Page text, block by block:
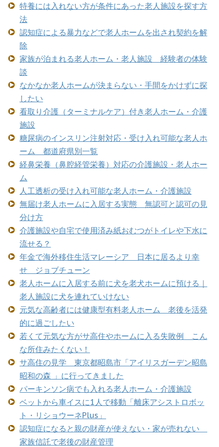
特養には入れない方が条件にあった老人施設を探す方
法
認知症による暴力などで老人ホームを出され契約を解
除
家族が泊まれる老人ホーム・老人施設 経験者の体験
談
なかなか老人ホームが決まらない・手間をかけずに探
したい
看取り介護（ターミナルケア）付き老人ホーム・介護
施設
糖尿病のインスリン注射対応・受け入れ可能な老人ホ
ーム 都道府県別一覧
経鼻栄養（鼻腔経管栄養）対応の介護施設・老人ホー
ム
人工透析の受け入れ可能な老人ホーム・介護施設
無届け老人ホームに入居する実態 無認可と認可の見
分け方
介護施設や自宅で使用済み紙おむつがトイレや下水に
流せる？
年金で海外移住生活マレーシア 日本に居るより幸
せ ジョブチューン
老人ホームに入居する前に犬を老犬ホームに預ける｜
老人施設に犬を連れていけない
元気な高齢者には健康型有料老人ホーム 老後を活発
的に過ごしたい
若くて元気な方がサ高住やホームに入る失敗例 こん
な所住みたくない！
サ高住の見学 東京都昭島市「アイリスガーデン昭島
昭和の森 」に行ってきました
パーキンソン病でも入れる老人ホーム・介護施設
ベットから車イスに1人で移動「離床アシストロボッ
ト・リショウーネPlus」
認知症になると親の財産が使えない・家が売れない
家族信託で老後の財産管理